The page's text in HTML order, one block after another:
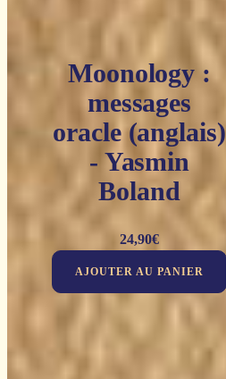
Moonology :
messages
oracle (anglais)
- Yasmin
Boland
24,90€
AJOUTER AU PANIER